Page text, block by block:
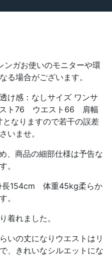
ンガお使いのモニターや環
る場合がございます。
け感：なしサイズ ワンサ
ト76 ウエスト66 肩幅
なりますので若干の誤差
いませ。
、商品の細部仕様は予告な
。
長154cm 体重45kg柔らか
。
着れました。
いの丈になりウエストはリ
、きれいなシルエットにな